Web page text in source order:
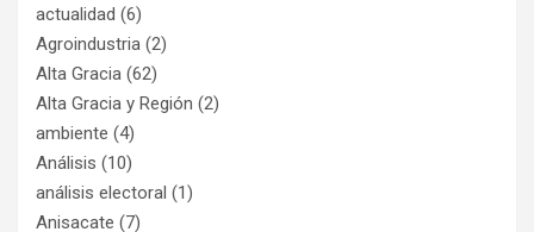
actualidad (6)
Agroindustria (2)
Alta Gracia (62)
Alta Gracia y Región (2)
ambiente (4)
Análisis (10)
análisis electoral (1)
Anisacate (7)